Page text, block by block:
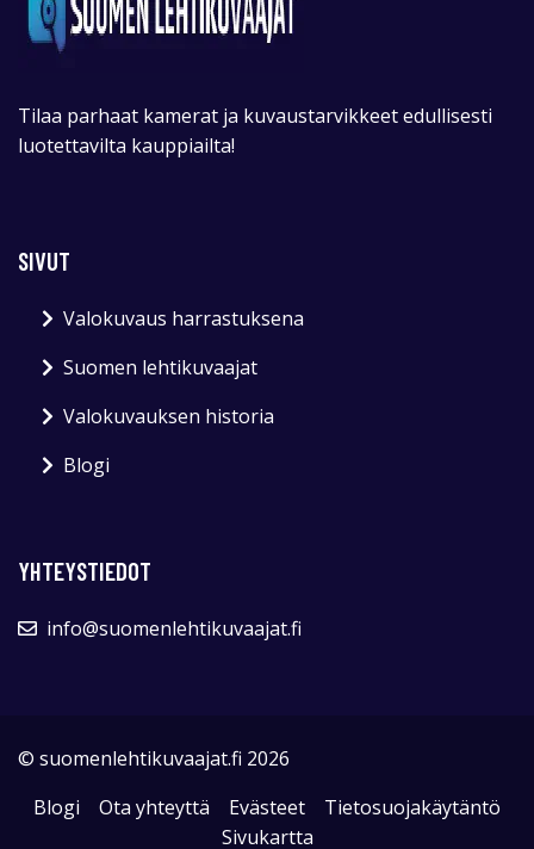
Tilaa parhaat kamerat ja kuvaustarvikkeet edullisesti
luotettavilta kauppiailta!
SIVUT
Valokuvaus harrastuksena
Suomen lehtikuvaajat
Valokuvauksen historia
Blogi
YHTEYSTIEDOT
info@suomenlehtikuvaajat.fi
© suomenlehtikuvaajat.fi 2026
Blogi
Ota yhteyttä Evästeet
Tietosuojakäytäntö
Sivukartta